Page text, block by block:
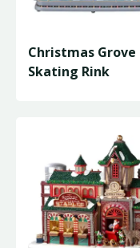
Christmas Grove
Skating Rink